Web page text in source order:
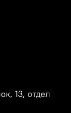
13, отдел